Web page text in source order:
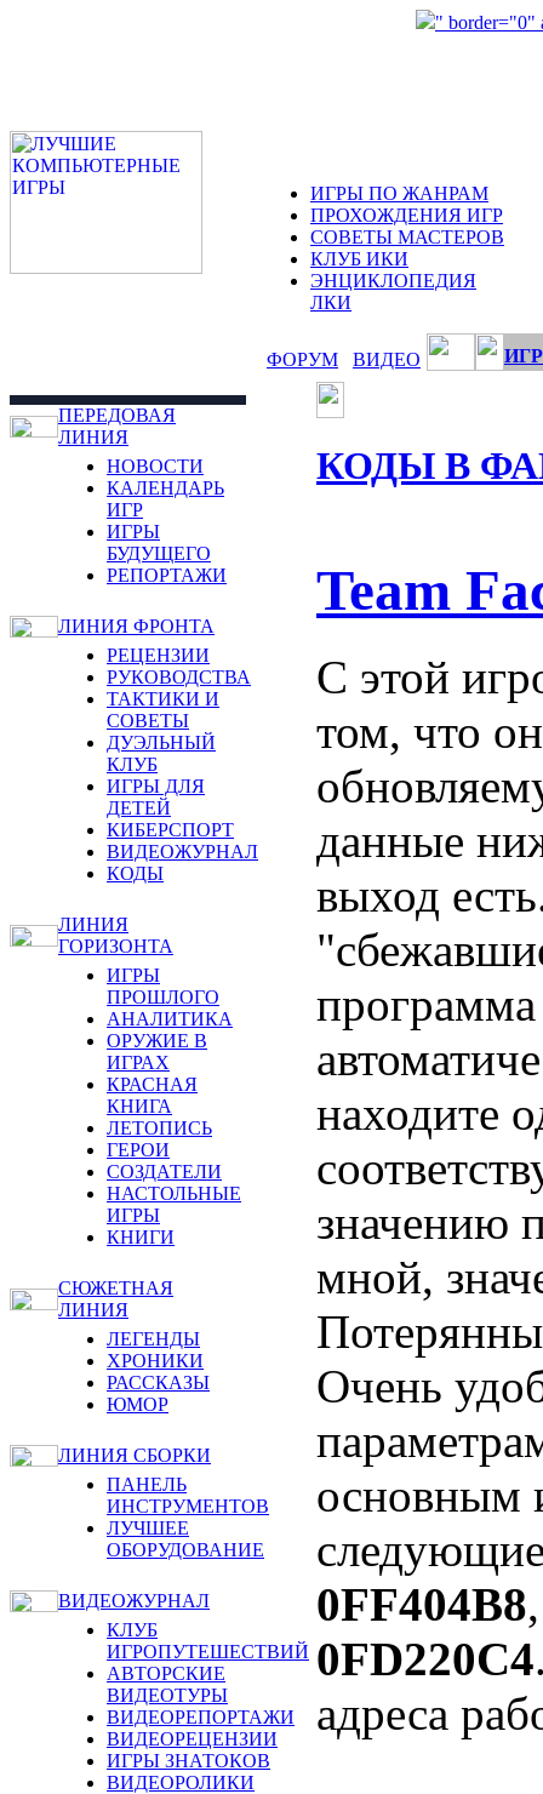
" border="0"
ИГРЫ ПО ЖАНРАМ
ПРОХОЖДЕНИЯ ИГР
СОВЕТЫ МАСТЕРОВ
КЛУБ ИКИ
ЭНЦИКЛОПЕДИЯ
ЛКИ
ФОРУМ ВИДЕО
ПЕРЕДОВАЯ
ЛИНИЯ
НОВОСТИ
КАЛЕНДАРЬ
ИГР
ИГРЫ
БУДУЩЕГО
РЕПОРТАЖИ
ЛИНИЯ ФРОНТА
РЕЦЕНЗИИ
РУКОВОДСТВА
ТАКТИКИ И
СОВЕТЫ
ДУЭЛЬНЫЙ
КЛУБ
ИГРЫ ДЛЯ
ДЕТЕЙ
КИБЕРСПОРТ
ВИДЕОЖУРНАЛ
КОДЫ
ЛИНИЯ
ГОРИЗОНТА
ИГРЫ
ПРОШЛОГО
АНАЛИТИКА
ОРУЖИЕ В
ИГРАХ
КРАСНАЯ
КНИГА
ЛЕТОПИСЬ
ГЕРОИ
СОЗДАТЕЛИ
НАСТОЛЬНЫЕ
ИГРЫ
КНИГИ
СЮЖЕТНАЯ
ЛИНИЯ
ЛЕГЕНДЫ
ХРОНИКИ
РАССКАЗЫ
ЮМОР
ЛИНИЯ СБОРКИ
ПАНЕЛЬ
ИНСТРУМЕНТОВ
ЛУЧШЕЕ
ОБОРУДОВАНИЕ
ВИДЕОЖУРНАЛ
КЛУБ
ИГРОПУТЕШЕСТВИЙ
АВТОРСКИЕ
ВИДЕОТУРЫ
ВИДЕОРЕПОРТАЖИ
ВИДЕОРЕЦЕНЗИИ
ИГРЫ ЗНАТОКОВ
ВИДЕОРОЛИКИ
КОДЫ В
Team
С этой
том, что
данные
выход
находите
значению
мной,
Очень
основным
0FF404B8
0FD220C4
адреса